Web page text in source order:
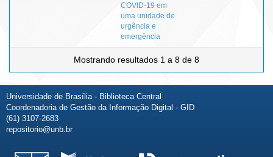
COVID-19 em
uma unidade de
urgência e
emergência
Mostrando resultados 1 a 8 de 8
Universidade de Brasília - Biblioteca Central
Coordenadoria de Gestão da Informação Digital - GID
(61) 3107-2683
repositorio@unb.br